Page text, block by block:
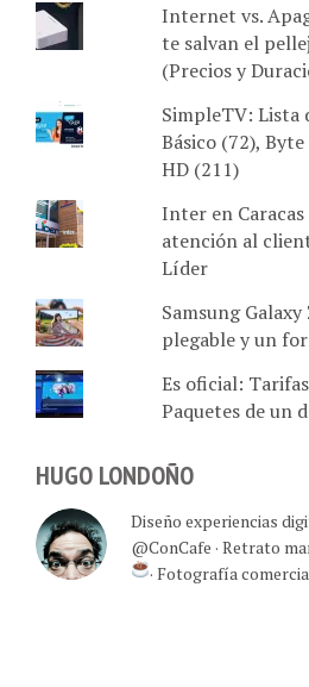
Internet vs.
te salvan el
(Precios y
SimpleTV: Lista
Básico (72),
HD (211)
Inter en Caracas
atención al
Líder
Samsung
plegable y un
Es oficial:
Paquetes de un
HUGO LONDOÑO
Diseño experiencias
@ConCafe · Retrato
· Fotografía